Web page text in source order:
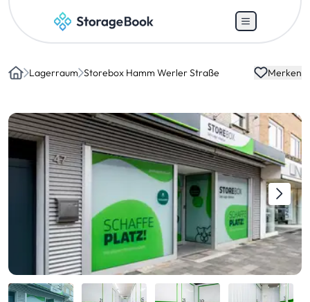
Lagerraum Storebox Hamm Werler Straße Merken